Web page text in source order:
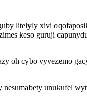
litelyly xivi
keso guruji
oh cybo vyvezemo
nesumabety unukufel